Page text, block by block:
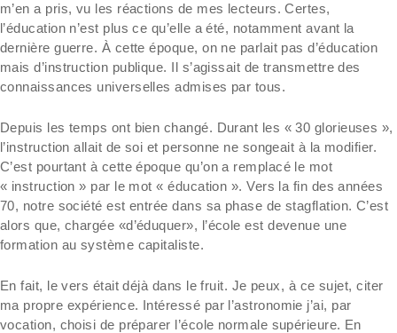
m’en a pris, vu les réactions de mes lecteurs. Certes,
l’éducation n’est plus ce qu’elle a été, notamment avant la
dernière guerre. À cette époque, on ne parlait pas d’éducation
mais d’instruction publique. Il s’agissait de transmettre des
connaissances universelles admises par tous.
Depuis les temps ont bien changé. Durant les « 30 glorieuses »,
l’instruction allait de soi et personne ne songeait à la modifier.
C’est pourtant à cette époque qu’on a remplacé le mot
« instruction » par le mot « éducation ». Vers la fin des années
70, notre société est entrée dans sa phase de stagflation. C’est
alors que, chargée «d’éduquer», l’école est devenue une
formation au système capitaliste.
En fait, le vers était déjà dans le fruit. Je peux, à ce sujet, citer
ma propre expérience. Intéressé par l’astronomie j’ai, par
vocation, choisi de préparer l’école normale supérieure. En